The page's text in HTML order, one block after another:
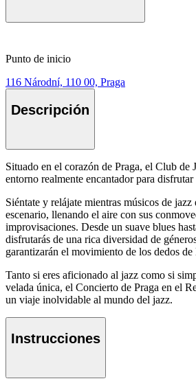
Punto de inicio
116 Národní, 110 00, Praga
Descripción
Situado en el corazón de Praga, el Club de
entorno realmente encantador para
Siéntate y relájate mientras músicos de jazz
escenario, llenando el aire con sus
improvisaciones. Desde un suave blues
disfrutarás de una rica diversidad de
garantizarán el movimiento de los dedos de
Tanto si eres aficionado al jazz como si
velada única, el Concierto de Praga en el
un viaje inolvidable al mundo del jazz.
Instrucciones